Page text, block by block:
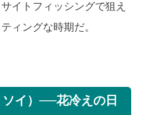
イトフィッシングで狙え
ィングな時期だ。
イ）──花冷えの日